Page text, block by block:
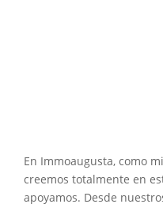
En Immoaugusta, como
creemos totalmente en
apoyamos. Desde